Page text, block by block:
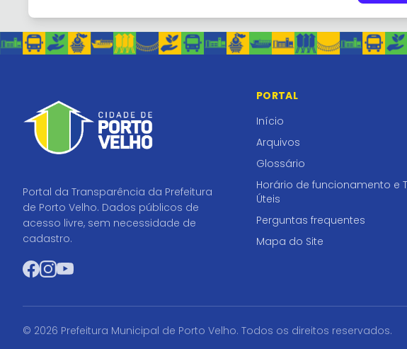
Portal da Transparência da Prefeitura
de Porto Velho. Dados públicos de
acesso livre, sem necessidade de
cadastro.
Facebook
Instagram
YouTube
PORTAL
Início
Arquivos
Glossário
Horário de funcionamento e
Úteis
Perguntas frequentes
Mapa do Site
© 2026 Prefeitura Municipal de Porto Velho. Todos os direitos reservados.